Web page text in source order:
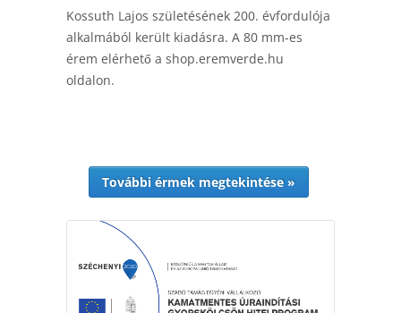
Kossuth Lajos születésének 200. évfordulója
alkalmából került kiadásra. A 80 mm-es
érem elérhető a shop.eremverde.hu
oldalon.
További érmek megtekintése »